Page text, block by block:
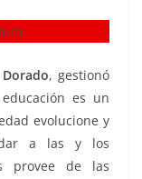
, gestionó
es un
evolucione y
a las y los
provee de las